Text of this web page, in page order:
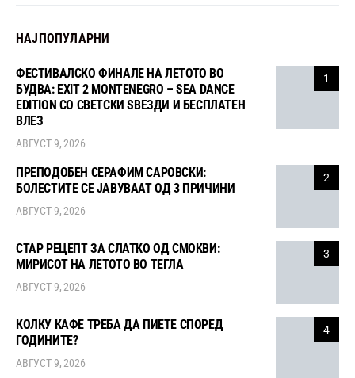
НАЈПОПУЛАРНИ
1
ФЕСТИВАЛСКО ФИНАЛЕ НА ЛЕТОТО ВО
БУДВА: EXIT 2 MONTENEGRO – SEA DANCE
EDITION СО СВЕТСКИ ЅВЕЗДИ И БЕСПЛАТЕН
ВЛЕЗ
АВГУСТ 9, 2026
2
ПРЕПОДОБЕН СЕРАФИМ САРОВСКИ:
БОЛЕСТИТЕ СЕ ЈАВУВААТ ОД 3 ПРИЧИНИ
АВГУСТ 9, 2026
3
СТАР РЕЦЕПТ ЗА СЛАТКО ОД СМОКВИ:
МИРИСОТ НА ЛЕТОТО ВО ТЕГЛА
АВГУСТ 9, 2026
4
КОЛКУ КАФЕ ТРЕБА ДА ПИЕТЕ СПОРЕД
ГОДИНИТЕ?
АВГУСТ 9, 2026